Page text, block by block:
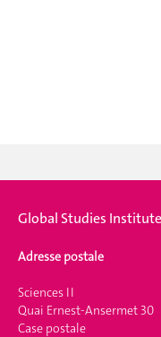
Global Studies Institute
Adresse postale
Sciences II
Quai Ernest-Ansermet 30
Case postale